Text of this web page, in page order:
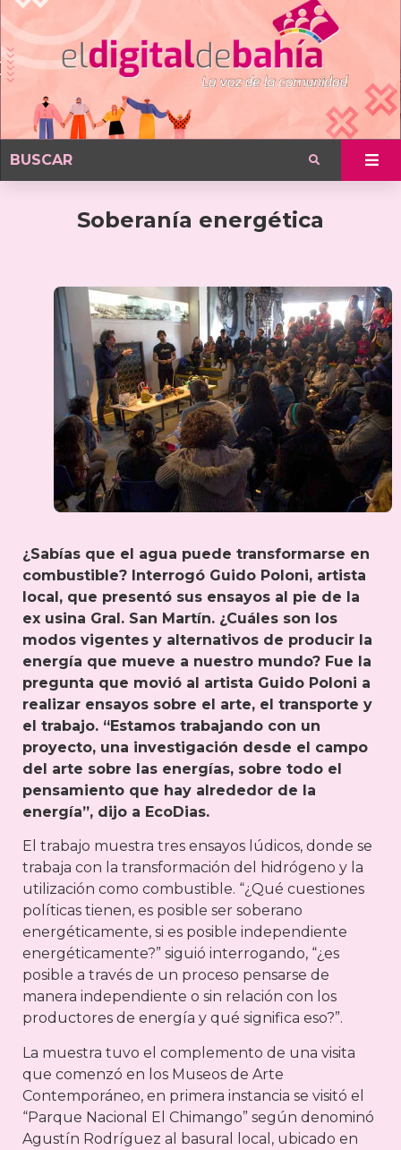
Soberanía energética
¿Sabías que el agua puede transformarse en
combustible? Interrogó Guido Poloni, artista
local, que presentó sus ensayos al pie de la
ex usina Gral. San Martín. ¿Cuáles son los
modos vigentes y alternativos de producir la
energía que mueve a nuestro mundo? Fue la
pregunta que movió al artista Guido Poloni a
realizar ensayos sobre el arte, el transporte y
el trabajo. “Estamos trabajando con un
proyecto, una investigación desde el campo
del arte sobre las energías, sobre todo el
pensamiento que hay alrededor de la
energía”, dijo a EcoDias.
El trabajo muestra tres ensayos lúdicos, donde se
trabaja con la transformación del hidrógeno y la
utilización como combustible. “¿Qué cuestiones
políticas tienen, es posible ser soberano
energéticamente, si es posible independiente
energéticamente?” siguió interrogando, “¿es
posible a través de un proceso pensarse de
manera independiente o sin relación con los
productores de energía y qué significa eso?”.
La muestra tuvo el complemento de una visita
que comenzó en los Museos de Arte
Contemporáneo, en primera instancia se visitó el
“Parque Nacional El Chimango” según denominó
Agustín Rodríguez al basural local, ubicado en